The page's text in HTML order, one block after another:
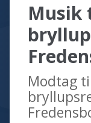
Musik
Modtag